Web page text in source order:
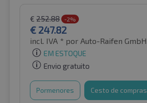
€ 252.88 -2%
€ 247.82
incl. IVA * por Auto-Raifen GmbH
EM ESTOQUE
Envio gratuito
Pormenores Cesto de compras